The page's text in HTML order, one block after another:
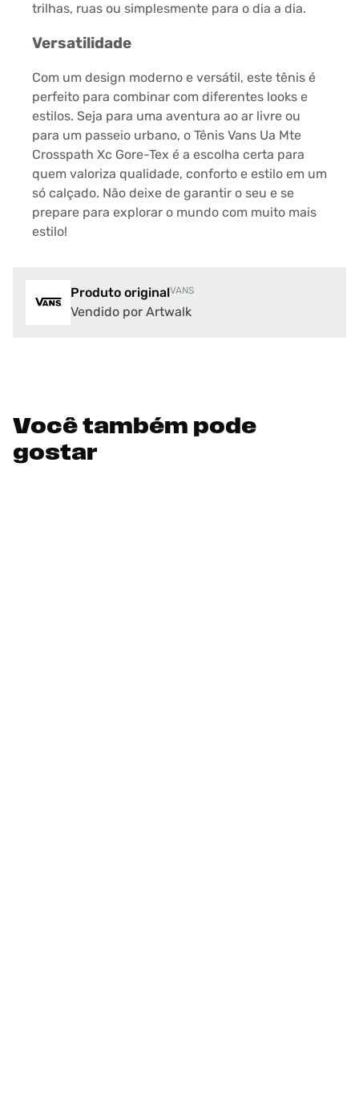
trilhas, ruas ou simplesmente para o dia a dia.
Versatilidade
Com um design moderno e versátil, este tênis é
perfeito para combinar com diferentes looks e
estilos. Seja para uma aventura ao ar livre ou
para um passeio urbano, o Tênis Vans Ua Mte
Crosspath Xc Gore-Tex é a escolha certa para
quem valoriza qualidade, conforto e estilo em um
só calçado. Não deixe de garantir o seu e se
prepare para explorar o mundo com muito mais
estilo!
Produto originalVANS
Vendido por Artwalk
Você também pode
gostar